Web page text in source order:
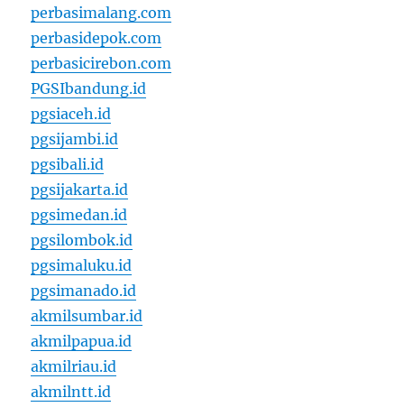
perbasimalang.com
perbasidepok.com
perbasicirebon.com
PGSIbandung.id
pgsiaceh.id
pgsijambi.id
pgsibali.id
pgsijakarta.id
pgsimedan.id
pgsilombok.id
pgsimaluku.id
pgsimanado.id
akmilsumbar.id
akmilpapua.id
akmilriau.id
akmilntt.id